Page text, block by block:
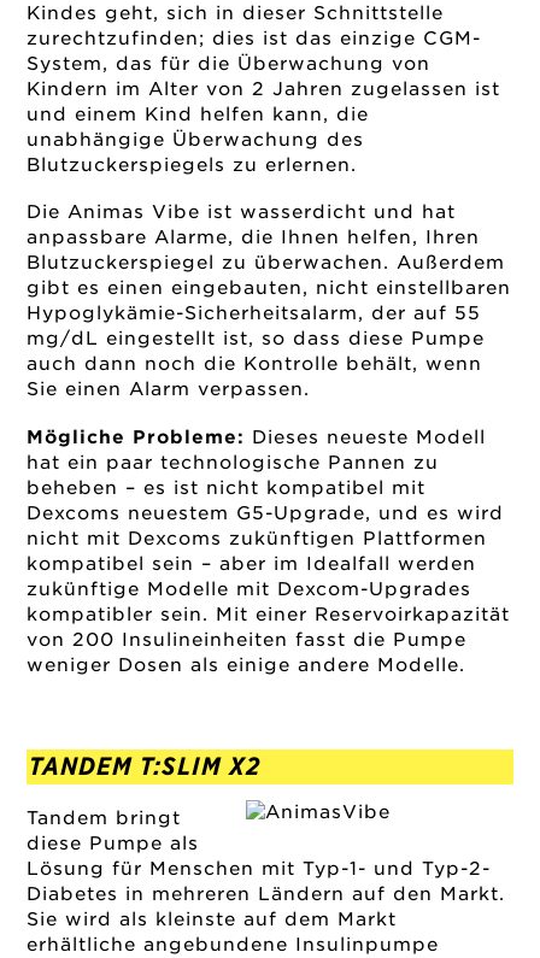
Kindes geht, sich in dieser Schnittstelle
zurechtzufinden; dies ist das einzige CGM-
System, das für die Überwachung von
Kindern im Alter von 2 Jahren zugelassen ist
und einem Kind helfen kann, die
unabhängige Überwachung des
Blutzuckerspiegels zu erlernen.
Die Animas Vibe ist wasserdicht und hat
anpassbare Alarme, die Ihnen helfen, Ihren
Blutzuckerspiegel zu überwachen. Außerdem
gibt es einen eingebauten, nicht einstellbaren
Hypoglykämie-Sicherheitsalarm, der auf 55
mg/dL eingestellt ist, so dass diese Pumpe
auch dann noch die Kontrolle behält, wenn
Sie einen Alarm verpassen.
Mögliche Probleme: Dieses neueste Modell
hat ein paar technologische Pannen zu
beheben – es ist nicht kompatibel mit
Dexcoms neuestem G5-Upgrade, und es wird
nicht mit Dexcoms zukünftigen Plattformen
kompatibel sein – aber im Idealfall werden
zukünftige Modelle mit Dexcom-Upgrades
kompatibler sein. Mit einer Reservoirkapazität
von 200 Insulineinheiten fasst die Pumpe
weniger Dosen als einige andere Modelle.
TANDEM T:SLIM X2
Tandem bringt
diese Pumpe als
Lösung für Menschen mit Typ-1- und Typ-2-
Diabetes in mehreren Ländern auf den Markt.
Sie wird als kleinste auf dem Markt
erhältliche angebundene Insulinpumpe